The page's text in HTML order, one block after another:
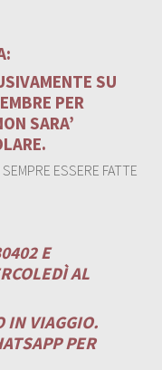
SU
PER
SARA’
ESSERE FATTE
E
AL
IN VIAGGIO.
PER